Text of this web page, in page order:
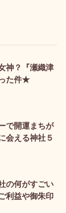
神？『瀬織津
た件★
で開運まちが
会える神社５
の何がすごい
利益や御朱印